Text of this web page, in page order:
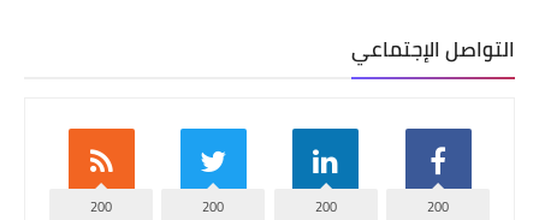
التواصل الإجتماعي
200
200
200
200